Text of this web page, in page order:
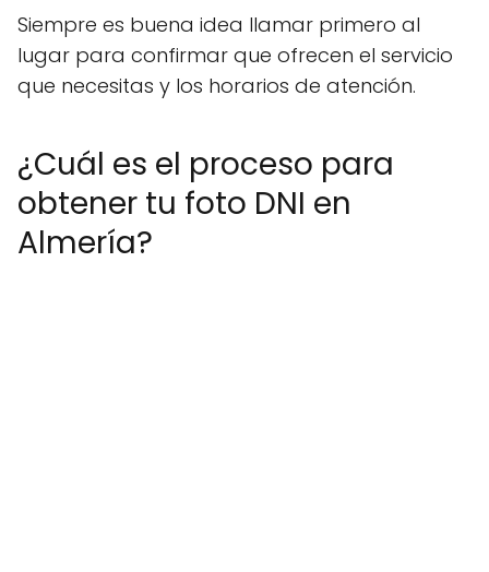
Siempre es buena idea llamar primero al
lugar para confirmar que ofrecen el servicio
que necesitas y los horarios de atención.
¿Cuál es el proceso para
obtener tu foto DNI en
Almería?